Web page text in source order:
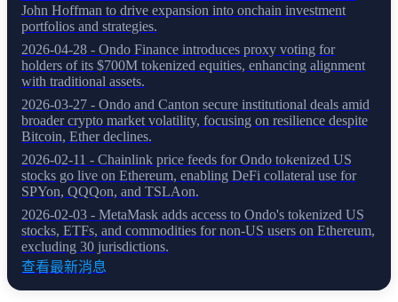
John Hoffman to drive expansion into onchain investment
portfolios and strategies.
2026-04-28 - Ondo Finance introduces proxy voting for
holders of its $700M tokenized equities, enhancing alignment
with traditional assets.
2026-03-27 - Ondo and Canton secure institutional deals amid
broader crypto market volatility, focusing on resilience despite
Bitcoin, Ether declines.
2026-02-11 - Chainlink price feeds for Ondo tokenized US
stocks go live on Ethereum, enabling DeFi collateral use for
SPYon, QQQon, and TSLAon.
2026-02-03 - MetaMask adds access to Ondo's tokenized US
stocks, ETFs, and commodities for non-US users on Ethereum,
excluding 30 jurisdictions.
查看最新消息